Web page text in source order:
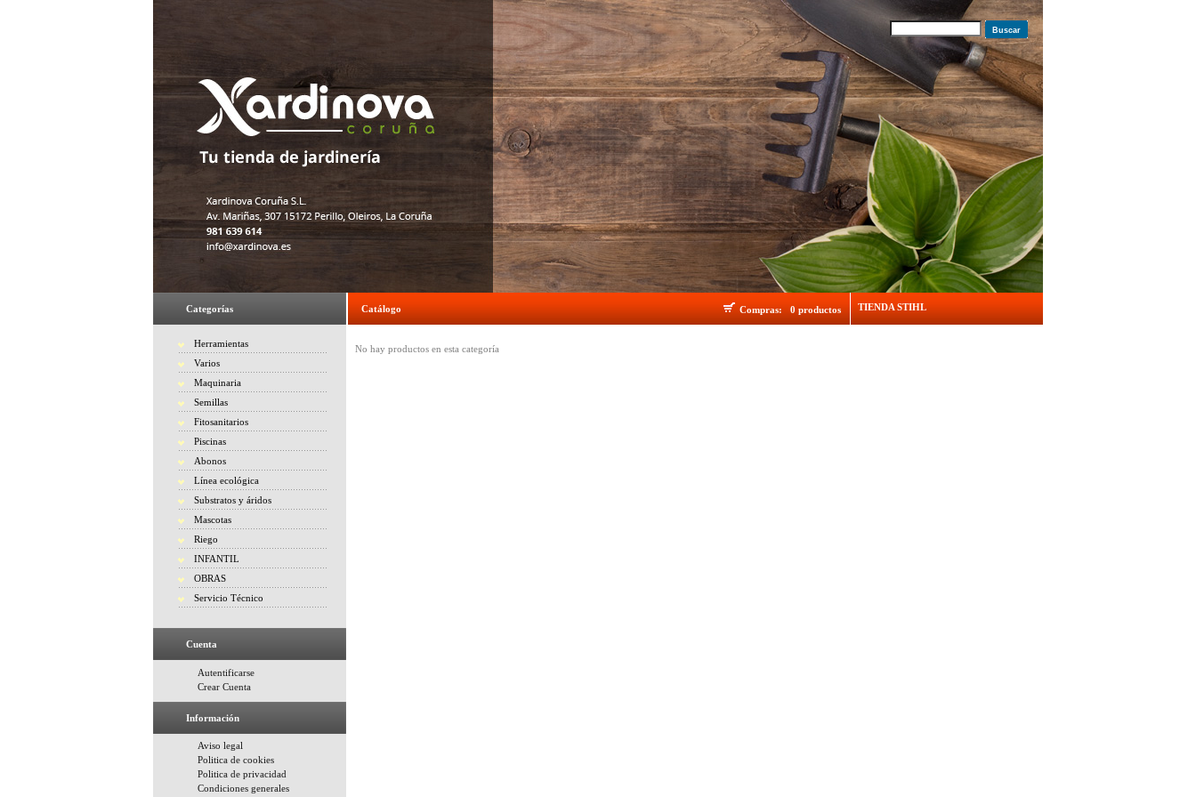
Buscar
Categorías
Herramientas
Varios
Maquinaria
Semillas
Fitosanitarios
Piscinas
Abonos
Línea ecológica
Substratos y áridos
Mascotas
Riego
INFANTIL
OBRAS
Servicio Técnico
Cuenta
Autentificarse
Crear Cuenta
Información
Aviso legal
Politica de cookies
Politica de privacidad
Condiciones generales
Catálogo Compras: 0 productos TIENDA STIHL
No hay productos en esta categoría